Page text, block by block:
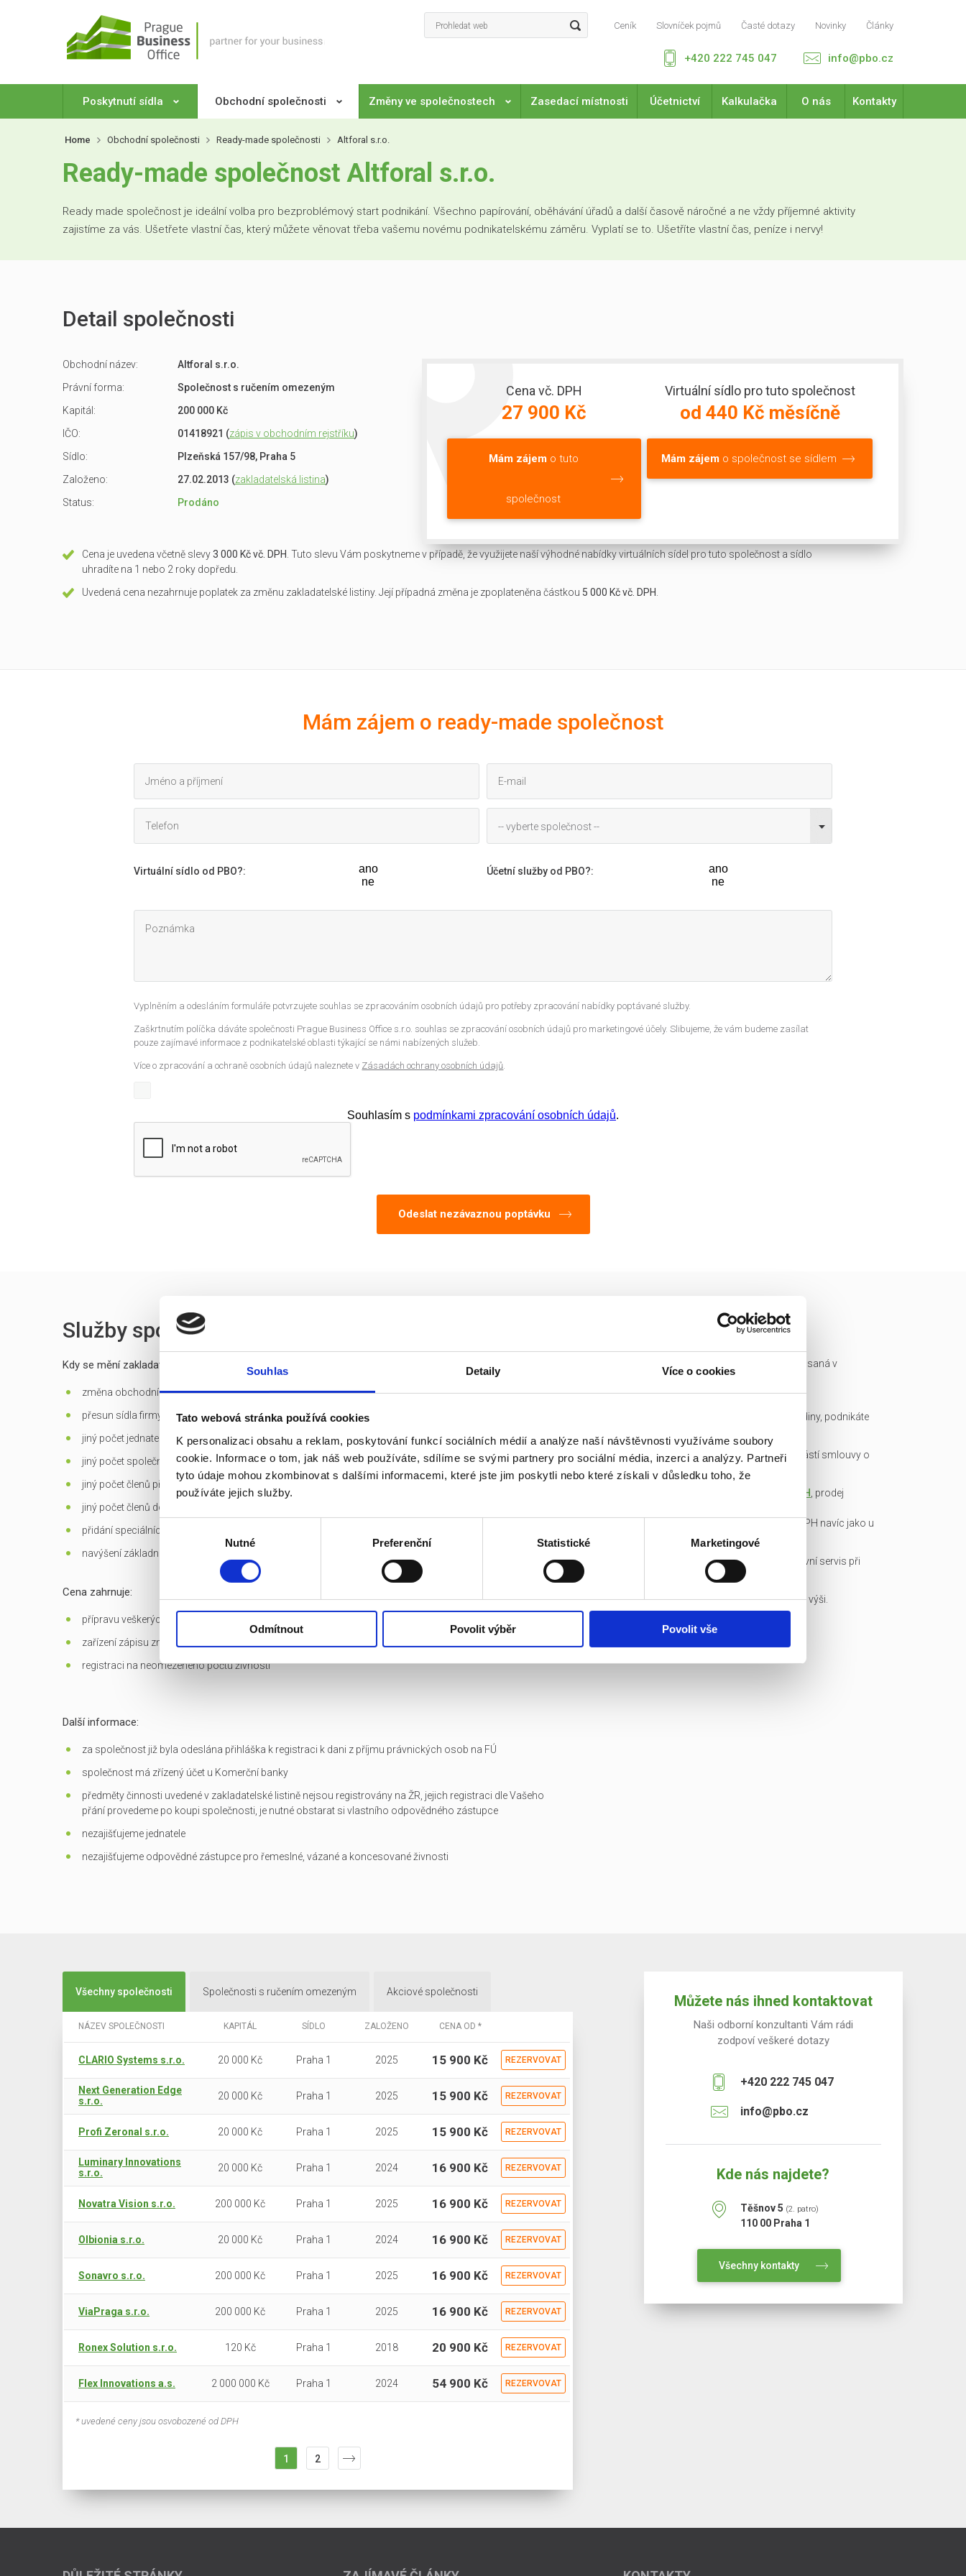
Souhlas Detaily Více o cookies
Tato webová stránka používá cookies
K personalizaci obsahu a reklam, poskytování funkcí sociálních médií a analýze naší návštěvnosti využíváme soubory
cookie. Informace o tom, jak náš web používáte, sdílíme se svými partnery pro sociální média, inzerci a analýzy. Partneři
tyto údaje mohou zkombinovat s dalšími informacemi, které jste jim poskytli nebo které získali v důsledku toho, že
používáte jejich služby.
Výběr
Nutné Preferenční Statistické Marketingové
Odmítnout Povolit výběr Povolit vše
Ceník Slovníček pojmů Časté dotazy Novinky Články
info@pbo.cz
+420 222 745 047
Poskytnutí sídla Obchodní společnosti Změny ve společnostech Zasedací místnosti Účetnictví Kalkulačka O nás Kontakty
Home Obchodní společnosti Ready-made společnosti Altforal s.r.o.
Ready-made společnost Altforal s.r.o.
Ready made společnost je ideální volba pro bezproblémový start podnikání. Všechno papírování, oběhávání úřadů a další časově náročné a ne vždy příjemné aktivity
zajistíme za vás. Ušetřete vlastní čas, který můžete věnovat třeba vašemu novému podnikatelskému záměru. Vyplatí se to. Ušetříte vlastní čas, peníze i nervy!
Detail společnosti
Obchodní název:
Altforal s.r.o.
Právní forma:
Společnost s ručením omezeným
Kapitál:
200 000 Kč
IČO:
01418921 (zápis v obchodním rejstříku)
Sídlo:
Plzeňská 157/98, Praha 5
Založeno:
27.02.2013 (zakladatelská listina)
Status:
Prodáno
Cena vč. DPH
27 900 Kč
Mám zájemo tuto
společnost
Virtuální sídlo pro tuto společnost
od 440 Kč měsíčně
Mám zájem o společnost se sídlem
Cena je uvedena včetně slevy3 000 Kč vč. DPH . Tuto slevu Vám poskytneme v případě, že využijete naší výhodné nabídky virtuálních sídel pro tuto společnost a sídlo
uhradíte na 1 nebo 2 roky dopředu.
Uvedená cena nezahrnuje poplatek za změnu zakladatelské listiny. Její případná změna je zpoplateněna částkou 5 000 Kč vč. DPH
Mám zájem o ready-made společnost
-- vyberte společnost --
Virtuální sídlo od PBO?:
ano
ne
Účetní služby od PBO?:
ano
ne
Vyplněním a odesláním formuláře potvrzujete souhlas se zpracováním osobních údajů pro potřeby zpracování nabídky poptávané služby.
Zaškrtnutím políčka dáváte společnosti Prague Business Office s.r.o. souhlas se zpracování osobních údajů pro marketingové účely. Slibujeme, že vám budeme zasílat
pouze zajímavé informace z podnikatelské oblasti týkající se námi nabízených služeb.
Více o zpracování a ochraně osobních údajů naleznete v Zásadách ochrany osobních údajů.
Souhlasím s podmínkami zpracování osobních údajů.
Služby spojené s prodejem
Kdy se mění zakladatelská listina?
změna obchodní firmy (jména) společnosti
přesun sídla firmy mimo Prahu
jiný počet jednatelů než 1 - u s.r.o.
jiný počet společníků než 1 - jen u s.r.o. založených do roku 2013 včetně
jiný počet členů představenstva než 1 v případě jediného akcionáře, než 3 v případě více akcionářů - u a.s.
jiný počet členů dozorčí rady než 3 - u a.s.
přidání speciálních
navýšení základního kapitálu
Cena zahrnuje:
přípravu veškerých dokumentů potřebných k převodu
zařízení zápisu změn do OR
registraci na neomezeného počtu živností
Další informace:
za společnost již byla odeslána přihláška k registraci k dani z příjmu právnických osob na FÚ
společnost má zřízený účet u Komerční banky
předměty činnosti uvedené v zakladatelské listině nejsou registrovány na ŽR, jejich registraci dle Vašeho
přání provedeme po koupi společnosti, je nutné obstarat si vlastního odpovědného zástupce
nezajišťujeme jednatele
nezajišťujeme odpovědné zástupce pro řemeslné, vázané a koncesované živnosti
Ready made společnost je zapsaná v
obchodním rejstříku a má IČ.
společnosti připravíme do hodiny, podnikáte
Garance bezdlužnosti je součástí smlouvy o
převodu obchodního podílu.
DPH , prodej
osvobozen, není nutné platit DPH navíc jako u
konkurence!
Veškerou administrativu a právní servis při
koupi/přepisu zařídíme my!
Základní kapitál splacen v plné výši.
Všechny společnosti Společnosti s ručením omezeným Akciové společnosti
NÁZEV SPOLEČNOSTI KAPITÁL SÍDLO ZALOŽENO CENA OD *
CLARIO Systems s.r.o. 20 000 Kč Praha 1 2025 15 900 Kč REZERVOVAT
Next Generation Edge
s.r.o.
20 000 Kč Praha 1 2025 15 900 Kč REZERVOVAT
Profi Zeronal s.r.o. 20 000 Kč Praha 1 2025 15 900 Kč REZERVOVAT
Luminary Innovations
s.r.o.
20 000 Kč Praha 1 2024 16 900 Kč REZERVOVAT
Novatra Vision s.r.o. 200 000 Kč Praha 1 2025 16 900 Kč REZERVOVAT
Olbionia s.r.o. 20 000 Kč Praha 1 2024 16 900 Kč REZERVOVAT
Sonavro s.r.o. 200 000 Kč Praha 1 2025 16 900 Kč REZERVOVAT
ViaPraga s.r.o. 200 000 Kč Praha 1 2025 16 900 Kč REZERVOVAT
Ronex Solution s.r.o. 120 Kč Praha 1 2018 20 900 Kč REZERVOVAT
Flex Innovations a.s. 2 000 000 Kč Praha 1 2024 54 900 Kč REZERVOVAT
* uvedené ceny jsou osvobozené od DPH
1 2
Můžete nás ihned kontaktovat
Naši odborní konzultanti Vám rádi
zodpoví veškeré dotazy
+420 222 745 047
info@pbo.cz
Kde nás najdete?
Těšnov 5 (2. patro)
110 00 Praha 1
Všechny kontakty